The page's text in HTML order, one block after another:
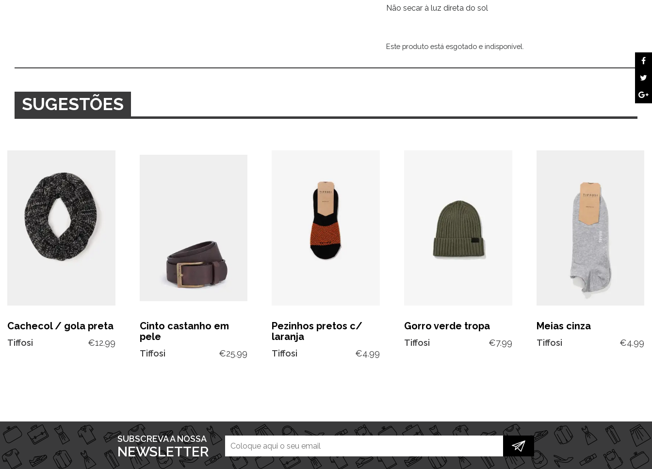
Não secar à luz direta do sol
Este produto está esgotado e indisponível.
Alternative:
SUGESTÕES
Cachecol / gola preta
Tiffosi €12.99
Cinto castanho em
pele
Tiffosi €25.99
Pezinhos pretos c/
laranja
Tiffosi €4.99
Gorro verde tropa
Tiffosi €7.99
Meias cinza
Tiffosi €4.99
SUBSCREVA A NOSSA
NEWSLETTER